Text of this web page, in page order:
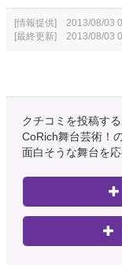
[情報提供] 2013/08/03
[最終更新] 2013/08/03
クチコミを投稿する
CoRich舞台芸術！
面白そうな舞台を